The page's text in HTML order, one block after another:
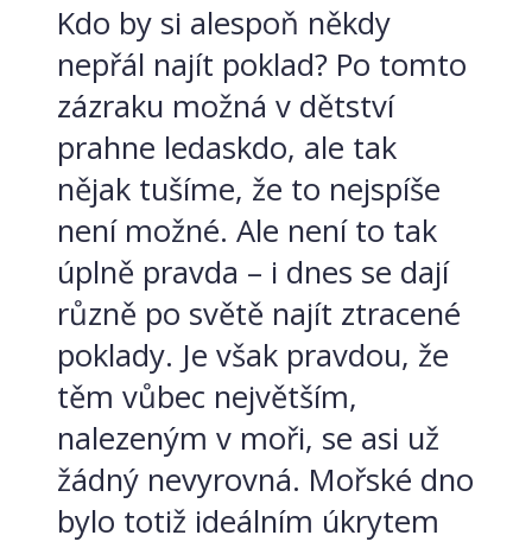
Kdo by si alespoň někdy
nepřál najít poklad? Po tomto
zázraku možná v dětství
prahne ledaskdo, ale tak
nějak tušíme, že to nejspíše
není možné. Ale není to tak
úplně pravda – i dnes se dají
různě po světě najít ztracené
poklady. Je však pravdou, že
těm vůbec největším,
nalezeným v moři, se asi už
žádný nevyrovná. Mořské dno
bylo totiž ideálním úkrytem